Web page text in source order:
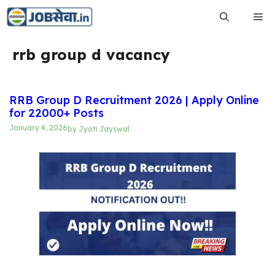
Skip
rrb group d vacancy
RRB Group D Recruitment 2026 | Apply Online
for 22000+ Posts
January 4, 2026 by Jyoti Jayswal